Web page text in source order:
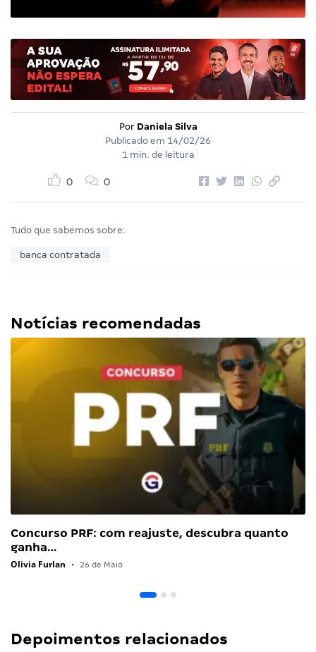
Por Daniela Silva
Publicado em 14/02/26
1 min. de leitura
0 0
Tudo que sabemos sobre:
banca contratada
Notícias recomendadas
Concurso PRF: com reajuste, descubra quanto
ganha…
Olivia Furlan • 26 de Maio
Depoimentos relacionados